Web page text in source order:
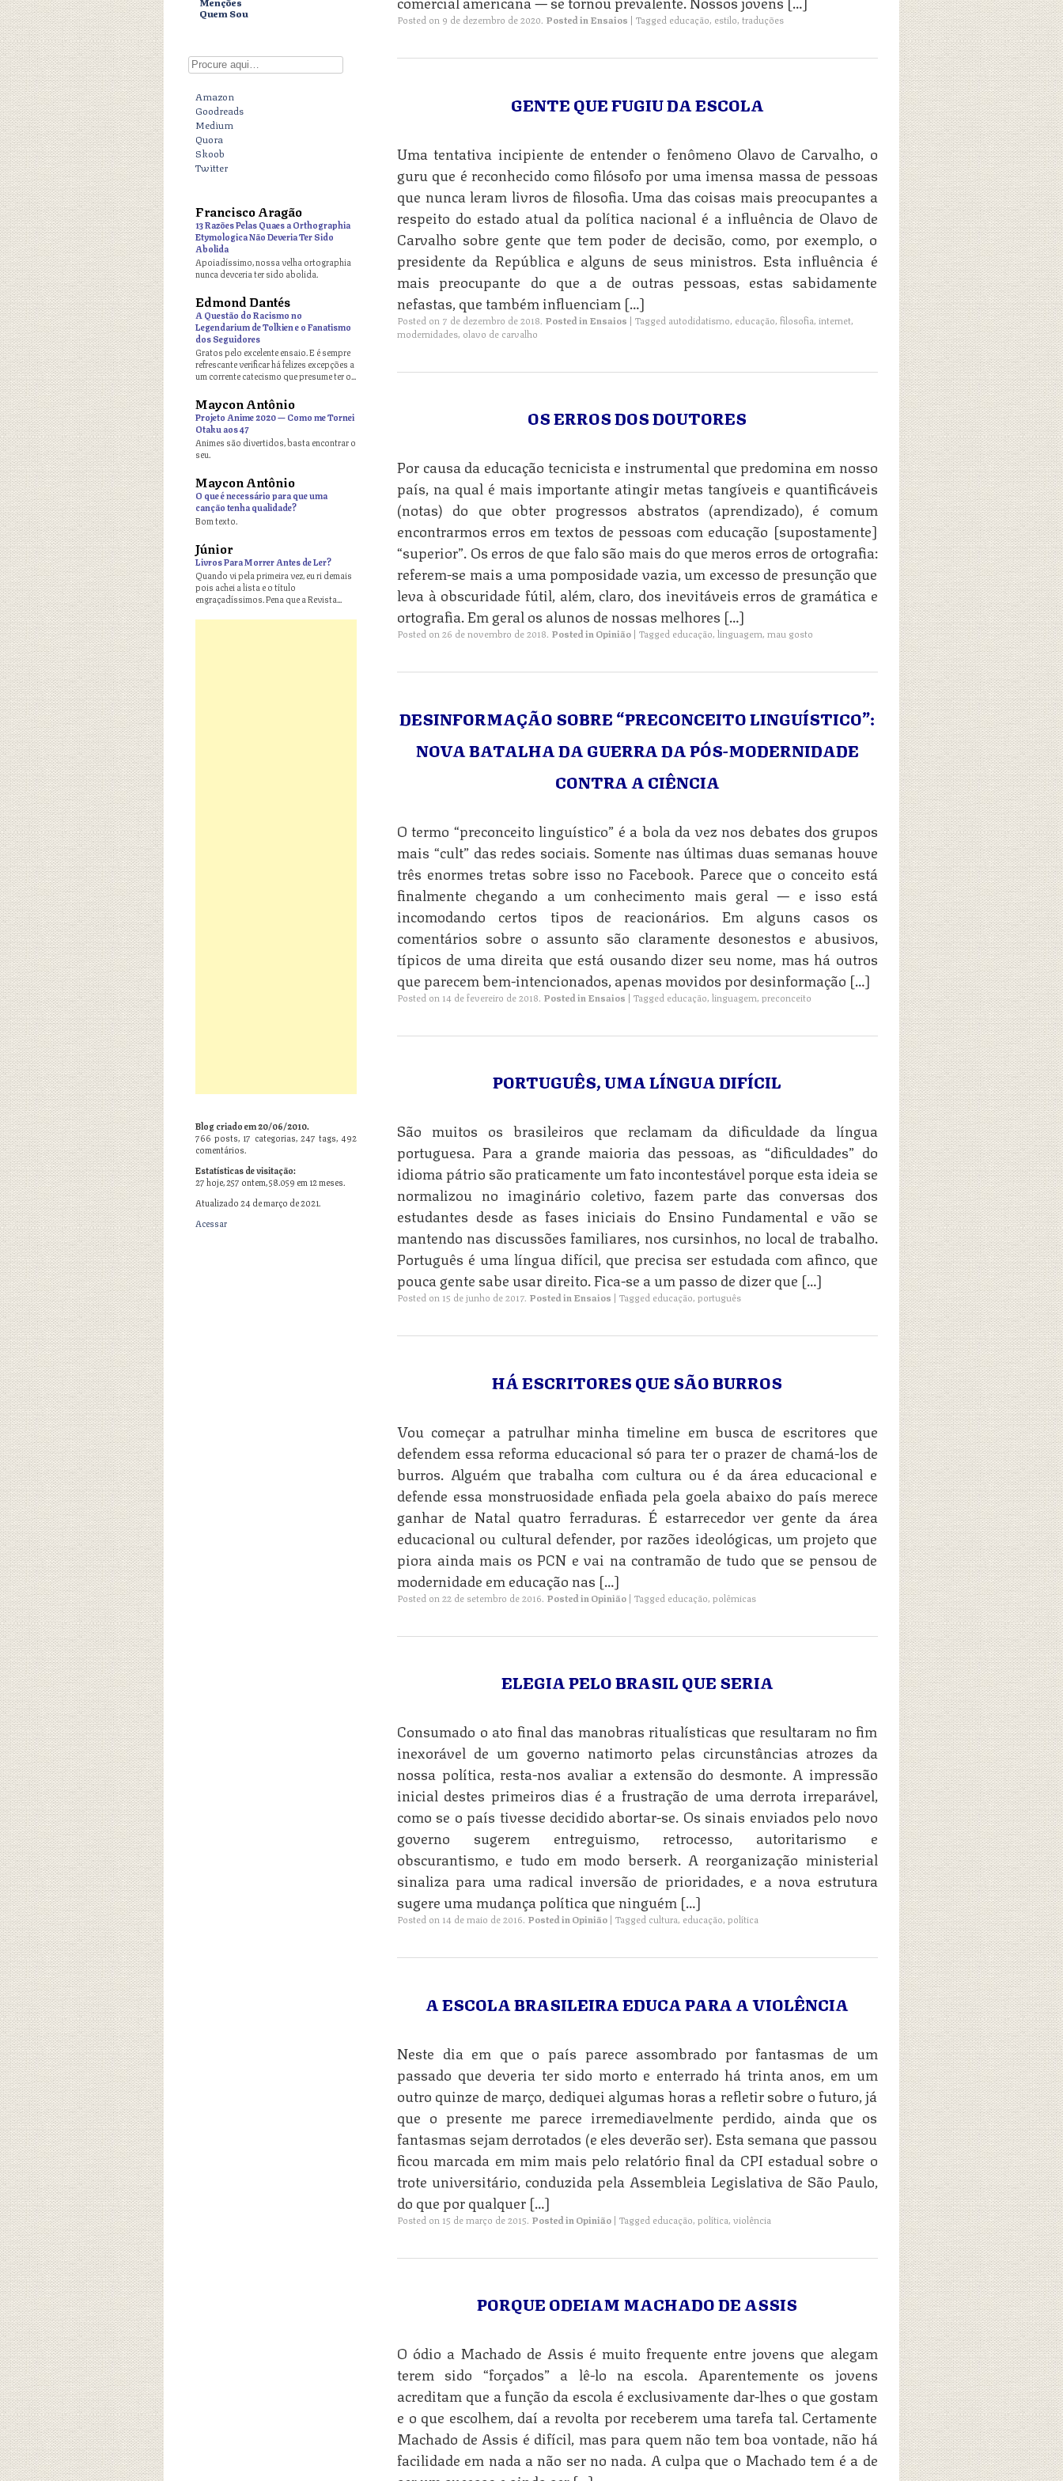
Quem Sou Posted on 9 de dezembro de 2020. Posted inEnsaios | Tagged educação, estilo, traduções
GENTE QUE FUGIU DA ESCOLA
Uma tentativa incipiente de entender o fenômeno Olavo de Carvalho, o
guru que é reconhecido como filósofo por uma imensa massa de pessoas
que nunca leram livros de filosofia. Uma das coisas mais preocupantes a
respeito do estado atual da política nacional é a influência de Olavo de
Carvalho sobre gente que tem poder de decisão, como, por exemplo, o
presidente da República e alguns de seus ministros. Esta influência é
mais preocupante do que a de outras pessoas, estas sabidamente
nefastas, que também influenciam […]
Posted on 7 de dezembro de 2018. Posted in Ensaios | Tagged autodidatismo, educação, filosofia, internet,
modernidades, olavo de carvalho
OS ERROS DOS DOUTORES
Por causa da educação tecnicista e instrumental que predomina em nosso
país, na qual é mais importante atingir metas tangíveis e quantificáveis
(notas) do que obter progressos abstratos (aprendizado), é comum
encontrarmos erros em textos de pessoas com educação [supostamente]
“superior”. Os erros de que falo são mais do que meros erros de ortografia:
referem-se mais a uma pomposidade vazia, um excesso de presunção que
leva à obscuridade fútil, além, claro, dos inevitáveis erros de gramática e
ortografia. Em geral os alunos de nossas melhores […]
Posted on26 de novembro de 2018. Posted inOpinião | Tagged educação, linguagem, mau gosto
DESINFORMAÇÃO SOBRE “PRECONCEITO LINGUÍSTICO”:
NOVA BATALHA DA GUERRA DA PÓS-MODERNIDADE
CONTRA A CIÊNCIA
O termo “preconceito linguístico” é a bola da vez nos debates dos grupos
mais “cult” das redes sociais. Somente nas últimas duas semanas houve
três enormes tretas sobre isso no Facebook. Parece que o conceito está
finalmente chegando a um conhecimento mais geral — e isso está
incomodando certos tipos de reacionários. Em alguns casos os
comentários sobre o assunto são claramente desonestos e abusivos,
típicos de uma direita que está ousando dizer seu nome, mas há outros
que parecem bem-intencionados, apenas movidos por desinformação […]
Posted on 14 de fevereiro de 2018. Posted in Ensaios | Tagged educação, linguagem, preconceito
PORTUGUÊS, UMA LÍNGUA DIFÍCIL
São muitos os brasileiros que reclamam da dificuldade da língua
portuguesa. Para a grande maioria das pessoas, as “dificuldades” do
idioma pátrio são praticamente um fato incontestável porque esta ideia se
normalizou no imaginário coletivo, fazem parte das conversas dos
estudantes desde as fases iniciais do Ensino Fundamental e vão se
mantendo nas discussões familiares, nos cursinhos, no local de trabalho.
Português é uma língua difícil, que precisa ser estudada com afinco, que
pouca gente sabe usar direito. Fica-se a um passo de dizer que […]
Posted on 15 de junho de 2017. Posted inEnsaios | Tagged educação, português
HÁ ESCRITORES QUE SÃO BURROS
Vou começar a patrulhar minha timeline em busca de escritores que
defendem essa reforma educacional só para ter o prazer de chamá-los de
burros. Alguém que trabalha com cultura ou é da área educacional e
defende essa monstruosidade enfiada pela goela abaixo do país merece
ganhar de Natal quatro ferraduras. É estarrecedor ver gente da área
educacional ou cultural defender, por razões ideológicas, um projeto que
piora ainda mais os PCN e vai na contramão de tudo que se pensou de
modernidade em educação nas […]
Posted on 22 de setembro de 2016. Posted in Opinião | Tagged educação, polêmicas
ELEGIA PELO BRASIL QUE SERIA
Consumado o ato final das manobras ritualísticas que resultaram no fim
inexorável de um governo natimorto pelas circunstâncias atrozes da
nossa política, resta-nos avaliar a extensão do desmonte. A impressão
inicial destes primeiros dias é a frustração de uma derrota irreparável,
como se o país tivesse decidido abortar-se. Os sinais enviados pelo novo
governo sugerem entreguismo, retrocesso, autoritarismo e
obscurantismo, e tudo em modo berserk. A reorganização ministerial
sinaliza para uma radical inversão de prioridades, e a nova estrutura
sugere uma mudança política que ninguém […]
Posted on 14 de maio de 2016. Posted inOpinião | Tagged cultura, educação, política
A ESCOLA BRASILEIRA EDUCA PARA A VIOLÊNCIA
Neste dia em que o país parece assombrado por fantasmas de um
passado que deveria ter sido morto e enterrado há trinta anos, em um
outro quinze de março, dediquei algumas horas a refletir sobre o futuro, já
que o presente me parece irremediavelmente perdido, ainda que os
fantasmas sejam derrotados (e eles deverão ser). Esta semana que passou
ficou marcada em mim mais pelo relatório final da CPI estadual sobre o
trote universitário, conduzida pela Assembleia Legislativa de São Paulo,
do que por qualquer […]
Posted on 15 de março de 2015. Posted in Opinião | Tagged educação, política, violência
PORQUE ODEIAM MACHADO DE ASSIS
O ódio a Machado de Assis é muito frequente entre jovens que alegam
terem sido “forçados” a lê-lo na escola. Aparentemente os jovens
acreditam que a função da escola é exclusivamente dar-lhes o que gostam
e o que escolhem, daí a revolta por receberem uma tarefa tal. Certamente
Machado de Assis é difícil, mas para quem não tem boa vontade, não há
facilidade em nada a não ser no nada. A culpa que o Machado tem é a de
Digite aqui
Amazon
Goodreads
Medium
Quora
Skoob
Twitter
Francisco Aragão
13 Razões Pelas Quaes a Orthographia
Etymologica Não Deveria Ter Sido
Abolida
Apoiadíssimo, nossa velha ortographia
nunca devceria ter sido abolida.
Edmond Dantés
A Questão do Racismo no
Legendarium de Tolkien e o Fanatismo
dos Seguidores
Gratos pelo excelente ensaio. E é sempre
refrescante verificar há felizes excepções a
um corrente catecismo que presume ter o...
Maycon Antônio
Projeto Anime 2020 — Como me Tornei
Otaku aos 47
Animes são divertidos, basta encontrar o
seu.
Maycon Antônio
O que é necessário para que uma
canção tenha qualidade?
Bom texto.
Júnior
Livros Para Morrer Antes de Ler?
Quando vi pela primeira vez, eu ri demais
pois achei a lista e o título
engraçadíssimos. Pena que a Revista...
Blog criado em 20/06/2010.
766 posts, 17 categorias, 247 tags, 492
comentários.
Estatísticas de visitação:
27 hoje, 257 ontem, 58.059 em 12 meses.
Atualizado 24 de março de 2021.
Acessar